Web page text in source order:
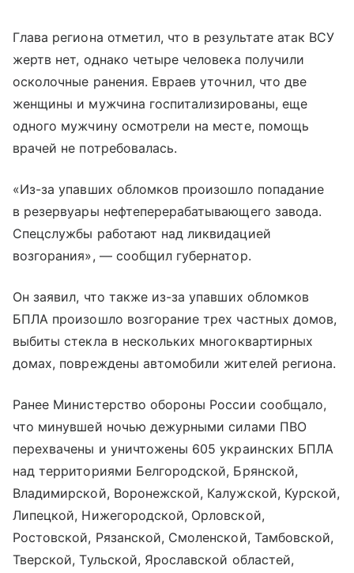
Глава региона отметил, что в результате атак ВСУ
жертв нет, однако четыре человека получили
осколочные ранения. Евраев уточнил, что две
женщины и мужчина госпитализированы, еще
одного мужчину осмотрели на месте, помощь
врачей не потребовалась.
«Из-за упавших обломков произошло попадание
в резервуары нефтеперерабатывающего завода.
Спецслужбы работают над ликвидацией
возгорания», — сообщил губернатор.
Он заявил, что также из-за упавших обломков
БПЛА произошло возгорание трех частных домов,
выбиты стекла в нескольких многоквартирных
домах, повреждены автомобили жителей региона.
Ранее Министерство обороны России сообщало,
что минувшей ночью дежурными силами ПВО
перехвачены и уничтожены 605 украинских БПЛА
над территориями Белгородской, Брянской,
Владимирской, Воронежской, Калужской, Курской,
Липецкой, Нижегородской, Орловской,
Ростовской, Рязанской, Смоленской, Тамбовской,
Тверской, Тульской, Ярославской областей,